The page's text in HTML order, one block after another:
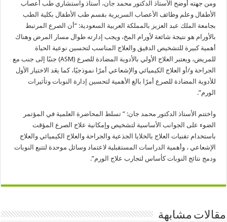
ومن جهته أوضح الأستاذ الدكتور محمد جان، أستاذ واستشاري طب أعصاب
الأطفال وعلم وظائف الأعصاب السريرية بقسم طب الأطفال بكلية الطب
بجامعة الملك عبد العزيز بالمملكة العربية السعودية: “أن الصرع المرتبط
بالأورام هو نتيجة شائعة لأورام المخ، ويجب إدارته طوال مسار المرض وهناك
أهمية كبيرة للتشخيص الدقيق والعلاج المناسب لتحسين نوعية الحياة
للمريض، ويعتبر العلاج الأولي بالأدوية المضادة للصرع (ASM) جنبًا إلى جنب مع
الجراحة و/أو العلاج الكيميائي والإشعاعي أمرًا نموذجيًا، كما يعَد الاختيار الأول
للأدوية المضادة للصرع أمرًا بالغ الأهمية لتحسين إدارة النوبات وتأثيرات
الورم”.
واختتم الأستاذ الدكتور محمد جان: ” تسلط المحاضرة العلمية في المؤتمر
الضوء على الجوانب الأساسية لتشخيص وإمكانية علاج الصرع المؤقت
باستخدام تقنيات العلاج بالخلايا الجذعية والجراحة والعلاج الكيميائي والعلاج
الإشعاعي ، وأهمية الدراسات المستقبلية لاعتماد وسائل موحدة لتتبع النوبات
ودمج نتائج النوبات كأساس لتجارب علاج الورم”.
مقالات مشابهة